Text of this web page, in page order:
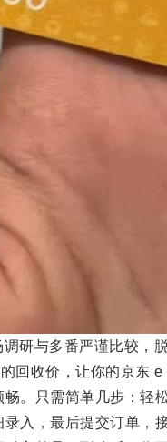
研与多番严谨比较，
回收价，让你的京东
。只需简单几步：轻
录入，最后提交订单，